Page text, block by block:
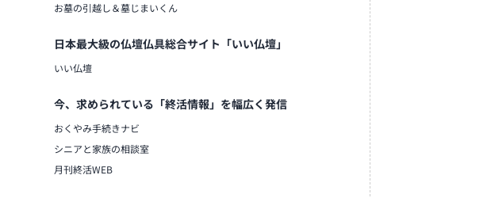
お墓の引越し＆墓じまいくん
日本最大級の仏壇仏具総合サイト「いい仏壇」
いい仏壇
今、求められている「終活情報」を幅広く発信
おくやみ手続きナビ
シニアと家族の相談室
月刊終活WEB